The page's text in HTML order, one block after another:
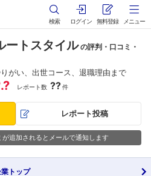
検索 ログイン 無料登録 メニュー
ートスタイル の評判・口コミ・
がい、出世コース、退職理由まで
レポート数 ??件
レポート投稿
追加されるとメールで通知します
トップ